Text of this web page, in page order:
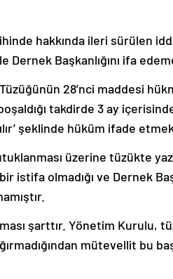
hakkında ileri sürülen
Başkanlığını ifa
28’nci maddesi
takdirde 3 ay
şeklinde hüküm ifade
üzerine tüzükte
istifa olmadığı ve Dernek
şarttır. Yönetim Kurulu,
mütevellit bu